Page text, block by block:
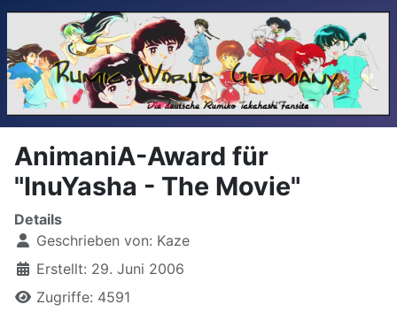
AnimaniA-Award für
"InuYasha - The Movie"
Details
Geschrieben von: Kaze
Erstellt: 29. Juni 2006
Zugriffe: 4591